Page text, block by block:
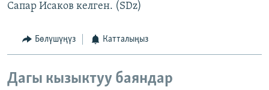
Сапар Исаков келген. (SDz)
Бөлүшүңүз Катталыңыз
Дагы кызыктуу баяндар